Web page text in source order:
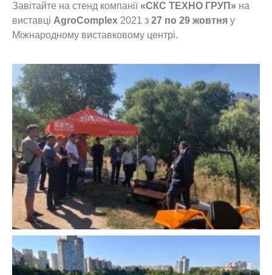
Завітайте на стенд компанії«СКС ТЕХНО ГРУП» на
виставці AgroComplex 2021 з 27 по 29 жовтня у
Міжнародному виставковому центрі.